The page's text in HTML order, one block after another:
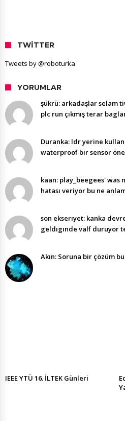
TWITTER
Tweets by @roboturka
YORUMLAR
şükrü: arkadaşlar selam
plc run çıkmış terar
Duranka: ldr yerine
waterproof bir sensör
kaan: play_beegees' was
hatası veriyor bu ne
son ekserıyet: kanka
geldıgınde valf duruyor
Akın: Soruna bir çözüm
IEEE YTÜ 16. İLTEK Günleri